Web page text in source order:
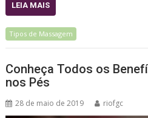
LEIA MAIS
Tipos de Massagem
Conheça Todos os
nos Pés
28 de maio de 2019 riofgc